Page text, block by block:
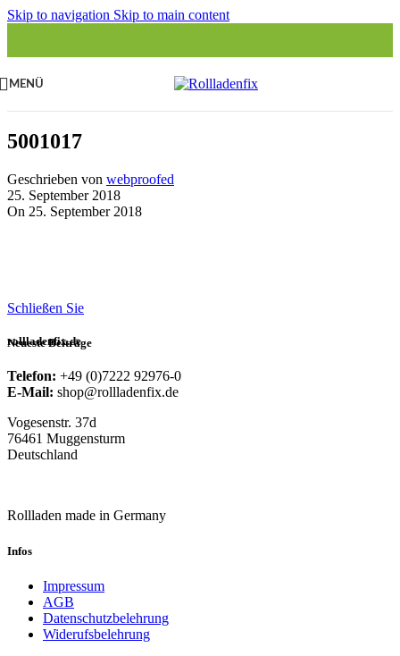
Skip to navigation Skip to main content
MENÜ
5001017
Geschrieben von webproofed
25. September 2018
On 25. September 2018
Schließen Sie
Neueste Beiträge
rollladenfix.de
Telefon: +49 (0)7222 92976-0
E-Mail: shop@rollladenfix.de
Vogesenstr. 37d
76461 Muggensturm
Deutschland
Rollladen made in Germany
Infos
Impressum
AGB
Datenschutzbelehrung
Widerufsbelehrung